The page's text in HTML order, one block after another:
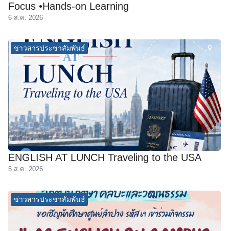
Focus •Hands-on Learning
6 ส.ค. 2026
ข่าวสารประชาสัมพันธ์
ENGLISH AT LUNCH Traveling to the USA
5 ส.ค. 2026
ข่าวสารประชาสัมพันธ์